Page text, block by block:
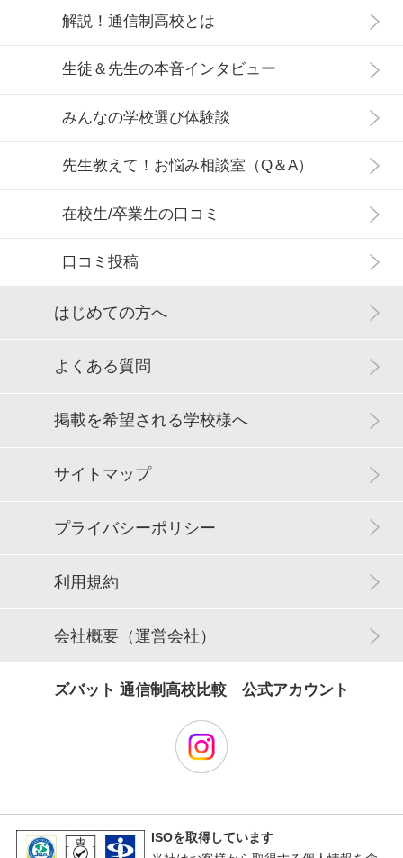
解説！通信制高校とは
生徒＆先生の本音インタビュー
みんなの学校選び体験談
先生教えて！お悩み相談室（Q＆A）
在校生/卒業生の口コミ
口コミ投稿
はじめての方へ
よくある質問
掲載を希望される学校様へ
サイトマップ
プライバシーポリシー
利用規約
会社概要（運営会社）
ズバット 通信制高校比較 公式アカウント
ISOを取得しています